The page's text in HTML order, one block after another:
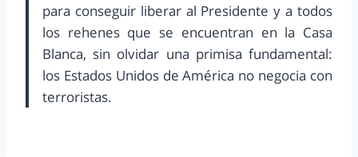
para conseguir liberar al Presidente y a todos
los rehenes que se encuentran en la Casa
Blanca, sin olvidar una primisa fundamental:
los Estados Unidos de América no negocia con
terroristas.